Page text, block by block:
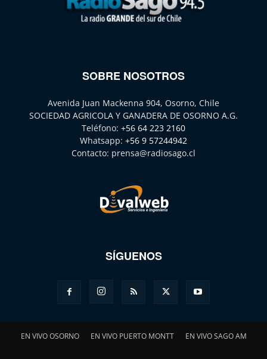
SOBRE NOSOTROS
Avenida Juan Mackenna 904, Osorno, Chile
SOCIEDAD AGRICOLA Y GANADERA DE OSORNO A.G.
Teléfono: +56 64 223 2160
Whatsapp: +56 9 57244942
Contacto: prensa@radiosago.cl
SÍGUENOS
EN VIVO OSORNO EN VIVO PUERTO MONTT EN VIVO SAGO AM